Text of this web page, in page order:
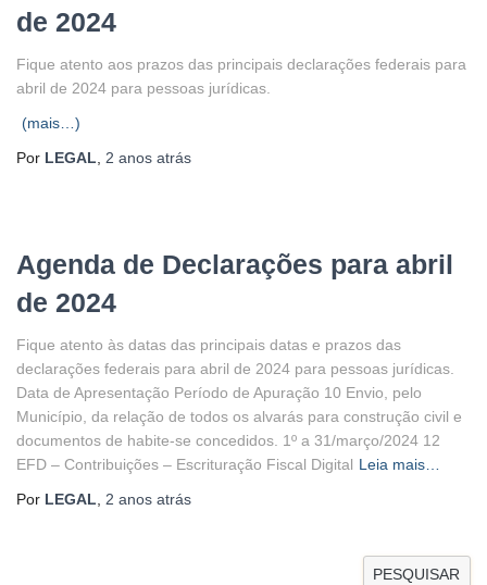
de 2024
Fique atento aos prazos das principais declarações federais para
abril de 2024 para pessoas jurídicas.
(mais…)
Por LEGAL 2 anos atrás
Agenda de Declarações para abril
de 2024
Fique atento às datas das principais datas e prazos das
declarações federais para abril de 2024 para pessoas jurídicas.
Data de Apresentação Período de Apuração 10 Envio, pelo
Município, da relação de todos os alvarás para construção civil e
documentos de habite-se concedidos. 1º a 31/março/2024 12
EFD – Contribuições – Escrituração Fiscal Digital Leia mais…
Por LEGAL 2 anos atrás
PESQUISAR